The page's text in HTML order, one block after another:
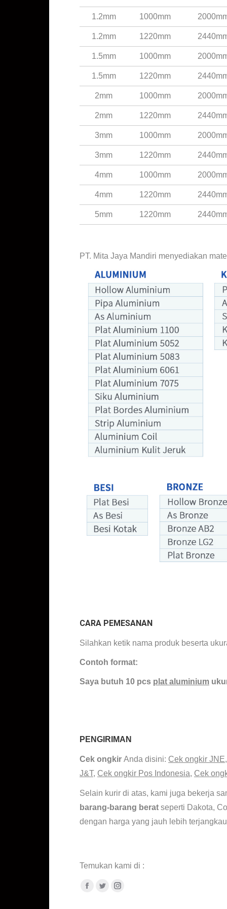
1.2mm 1000mm
1.2mm 1220mm
1.5mm 1000mm
1.5mm 1220mm
2mm 1000mm
2mm 1220mm
3mm 1000mm
3mm 1220mm
4mm 1000mm
4mm 1220mm
5mm 1220mm
PT. Mita Jaya Mandiri menyediakan
CARA PEMESANAN
Silahkan ketik nama produk beserta
Contoh format:
Saya butuh 10 pcs plat aluminium
PENGIRIMAN
Cek ongkir Anda disini: Cek ongkir JNE,
J&T, Cek ongkir Pos Indonesia, Cek
Selain kurir di atas, kami juga bekerja
barang-barang berat seperti Dakota,
dengan harga yang jauh lebih
Temukan kami di :
Facebook
TwitterInstagram